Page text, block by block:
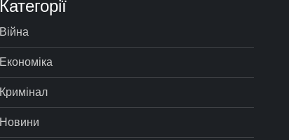
Категорії
Війна
Економіка
Кримінал
Новини